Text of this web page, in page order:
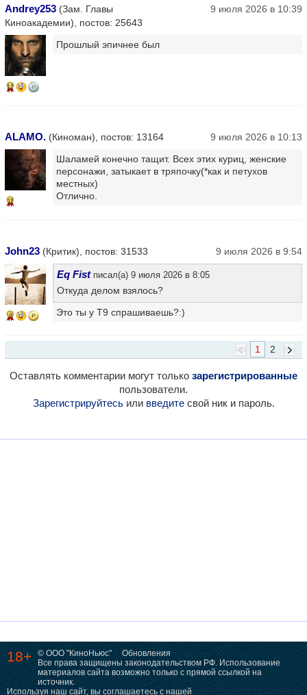
Andrey253 (Зам. Главы
Киноакадемии), постов: 25643
9 июля 2026 в 10:39
12
Прошлый эпичнее был
ALAMO. (Киноман), постов: 13164 9 июля 2026 в 10:13
11
Шаламей конечно тащит. Всех этих куриц, женские
персонажи, затыкает в тряпочку(*как и петухов
местных)
Отлично.
John23 (Критик), постов: 31533 9 июля 2026 в 9:54
9
Eq Fistписал(а) 9 июля 2026 в 8:05
Откуда делом взялось?
Это ты у Т9 спрашиваешь?:)
2
1
Оставлять комментарии могут только зарегистрированные
пользователи.
Зарегистрируйтесьили введитесвой ник и пароль.
18+ © ООО "КиноНьюс"
Обновления
Все права защищены законодательством РФ. Использование
материалов сайта возможно только с прямой ссылкой на
источник.
Используя наш сайт, вы соглашаетесь с нашей